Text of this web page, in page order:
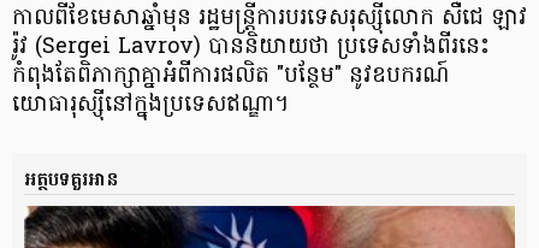
កាលពីខែមេសាឆ្នាំមុន រដ្ឋមន្ត្រីការបរទេសរុស្ស៊ីលោក សឺជេ ឡាវ
រ៉ូវ (Sergei Lavrov) បាននិយាយថា ប្រទេសទាំងពីរនេះ
កំពុងតែពិភាក្សាគ្នាអំពីការផលិត "បន្ថែម" នូវឧបករណ៍
យោធារុស្ស៊ីនៅក្នុងប្រទេសឥណ្ឌា។
អត្ថបទគួរអាន